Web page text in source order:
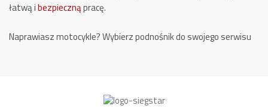
łatwą ibezpiecznąpracę.
Naprawiasz motocykle? Wybierz podnośnik do swojego serwisu